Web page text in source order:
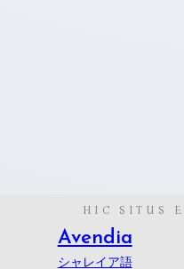
HIC SITUS
Avendia
シャレイア語